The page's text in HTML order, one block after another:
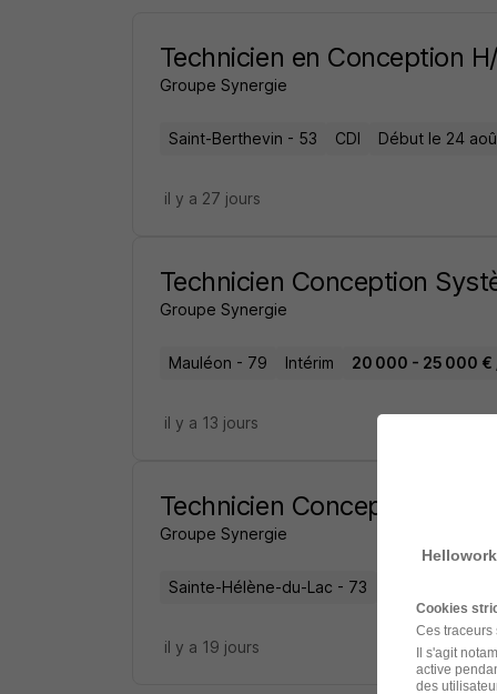
Technicien en Conception
Groupe Synergie
Saint-Berthevin - 53 CDI Début le 24
il y a 27 jours
Technicien Conception
Groupe Synergie
Mauléon - 79 Intérim 20 000 - 25 000 €
il y a 13 jours
Technicien Conception
Groupe Synergie
Sainte-Hélène-du-Lac - 73
il y a 19 jours
Cookies
Ces traceurs
Il s'agit
active
des